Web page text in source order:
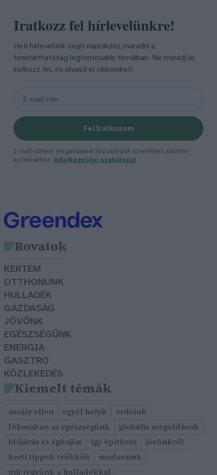
Iratkozz fel hírlevelünkre!
Heti hírlevelünk segít naprakész maradni a
fenntarthatóság legfontosabb témáiban. Ne maradj le,
iratkozz fel, és olvasd el cikkeinket!
Feliratkozom
E-mail-címem megadásával hozzájárulok személyes adataim
kezeléséhez. Adatkezelési szabályzat
Rovatok
KERTEM
OTTHONUNK
HULLADÉK
GAZDASÁG
JÖVŐNK
EGÉSZSÉGÜNK
ENERGIA
GASZTRO
KÖZLEKEDÉS
Kiemelt témák
aszály ellen egyél helyit
erdeink
fókuszban az egészségünk
globális megoldások
időjárás és éghajlat
így építkezz
jövőnkről
kerti tippek-trükkök
madaraink
mit tegyünk a hulladékkal